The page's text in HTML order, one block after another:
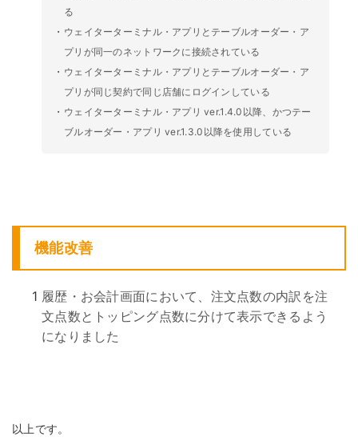
る
・ ウェイターターミナル・アプリとテーブルオーダー・ア
プリが同一のネットワークに接続されている
・ ウェイターターミナル・アプリとテーブルオーダー・ア
プリが同じ契約で同じ店舗にログインしている
・ ウェイターターミナル・アプリ ver.1.4.0以降、かつテー
ブルオーダー・アプリ ver.1.3.0以降を使用している
機能改善
1 履歴・お会計画面において、注文点数の内訳を注
文点数とトッピング点数に分けて表示できるよう
になりました
以上です。